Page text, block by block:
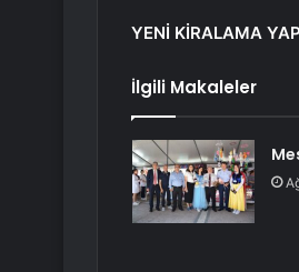
YENİ KİRALAMA
İlgili Makaleler